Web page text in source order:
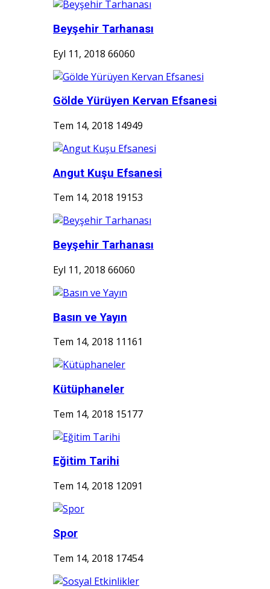
Beyşehir Tarhanası
Eyl 11, 2018 66060
Gölde Yürüyen Kervan Efsanesi
Tem 14, 2018 14949
Angut Kuşu Efsanesi
Tem 14, 2018 19153
Beyşehir Tarhanası
Eyl 11, 2018 66060
Basın ve Yayın
Tem 14, 2018 11161
Kütüphaneler
Tem 14, 2018 15177
Eğitim Tarihi
Tem 14, 2018 12091
Spor
Tem 14, 2018 17454